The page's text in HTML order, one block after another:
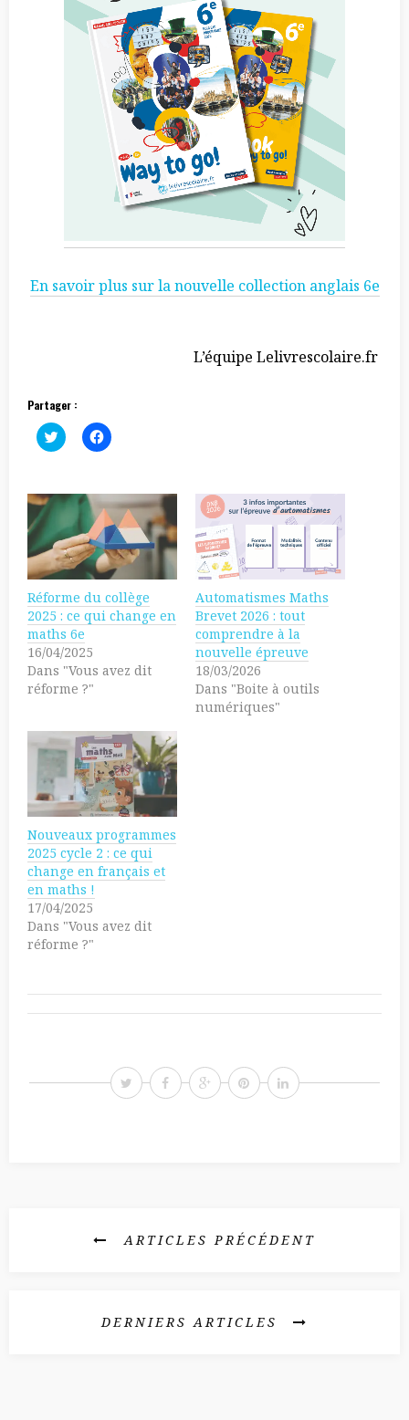
En savoir plus sur la nouvelle collection anglais 6e
L’équipe Lelivrescolaire.fr
Partager :
C
l
t
o
h
a
r
e
o
T
w
i
t
t
e
(
o
r
e
d
n
u
n
n
o
u
v
e
l
l
e
e
r
)
C
l
e
z
p
o
u
r
p
a
t
a
g
u
e
b
o
o
k
(
o
u
r
e
d
a
n
n
e
e
l
t
Réforme du collège
2025 : ce qui change en
maths 6e
16/04/2025
Dans "Vous avez dit
réforme ?"
Automatismes Maths
Brevet 2026 : tout
comprendre à la
nouvelle épreuve
18/03/2026
Dans "Boite à outils
numériques"
Nouveaux programmes
2025 cycle 2 : ce qui
change en français et
en maths !
17/04/2025
Dans "Vous avez dit
réforme ?"
ARTICLES PRÉCÉDENT
DERNIERS ARTICLES